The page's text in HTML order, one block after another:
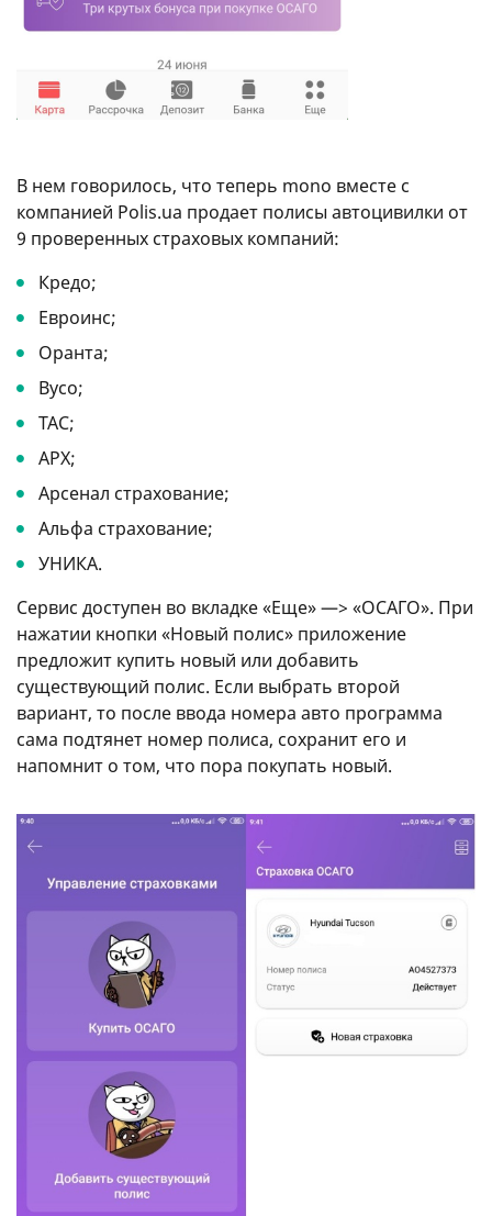
В нем говорилось, что теперь mono вместе с
компанией Polis.ua продает полисы автоцивилки от
9 проверенных страховых компаний:
Кредо;
Евроинс;
Оранта;
Вусо;
ТАС;
АРХ;
Арсенал страхование;
Альфа страхование;
УНИКА.
Сервис доступен во вкладке «Еще» —> «ОСАГО». При
нажатии кнопки «Новый полис» приложение
предложит купить новый или добавить
существующий полис. Если выбрать второй
вариант, то после ввода номера авто программа
сама подтянет номер полиса, сохранит его и
напомнит о том, что пора покупать новый.